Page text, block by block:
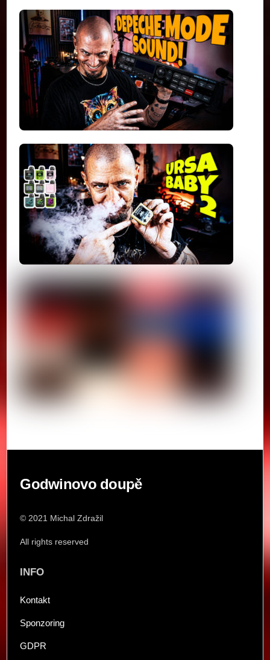
Back
Godwinovo doupě
© 2021 Michal Zdražil
All rights reserved
INFO
Kontakt
Sponzoring
GDPR